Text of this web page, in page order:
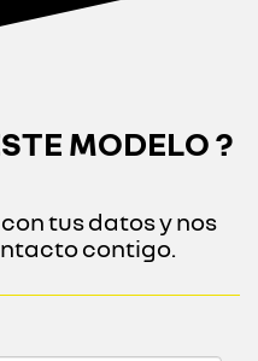
MODELO ?
tus datos y nos
contigo.